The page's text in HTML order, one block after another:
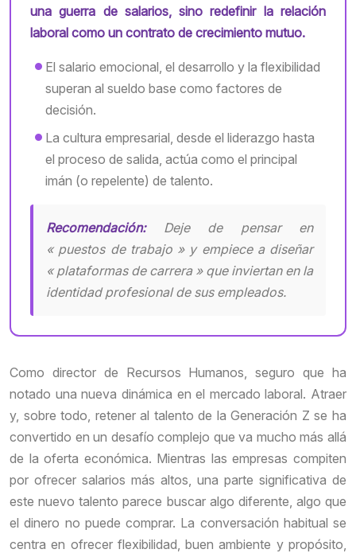
una guerra de salarios, sino redefinir la relación
laboral como un contrato de crecimiento mutuo.
El salario emocional, el desarrollo y la flexibilidad
superan al sueldo base como factores de
decisión.
La cultura empresarial, desde el liderazgo hasta
el proceso de salida, actúa como el principal
imán (o repelente) de talento.
Recomendación:Deje de pensar en
« puestos de trabajo » y empiece a diseñar
« plataformas de carrera » que inviertan en la
identidad profesional de sus empleados.
Como director de Recursos Humanos, seguro que ha
notado una nueva dinámica en el mercado laboral. Atraer
y, sobre todo, retener al talento de la Generación Z se ha
convertido en un desafío complejo que va mucho más allá
de la oferta económica. Mientras las empresas compiten
por ofrecer salarios más altos, una parte significativa de
este nuevo talento parece buscar algo diferente, algo que
el dinero no puede comprar. La conversación habitual se
centra en ofrecer flexibilidad, buen ambiente y propósito,